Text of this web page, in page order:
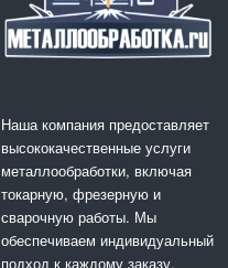
Наша компания предоставляет
высококачественные услуги
металлообработки, включая
токарную, фрезерную и
сварочную работы. Мы
обеспечиваем индивидуальный
подход к каждому заказу,